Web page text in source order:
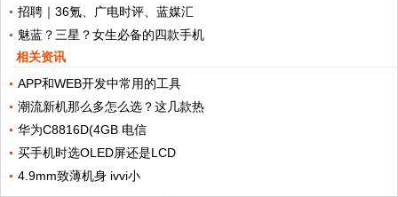
招聘｜36氪、广电时评、蓝媒汇
魅蓝？三星？女生必备的四款手机
相关资讯
APP和WEB开发中常用的工具
潮流新机那么多怎么选？这几款热
华为C8816D(4GB 电信
买手机时选OLED屏还是LCD
4.9mm致薄机身 ivvi小